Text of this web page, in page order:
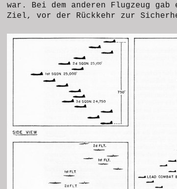
war. Bei dem anderen Flugzeug
Ziel, vor der Rückkehr zur